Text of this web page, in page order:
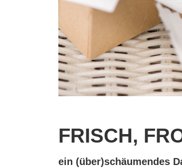
FRISCH,
ein (über)schäumendes